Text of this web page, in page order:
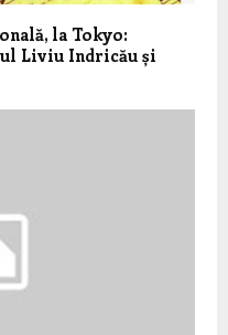
la Tokyo:
Liviu Indricău și